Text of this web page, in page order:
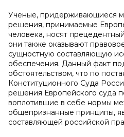
Ученые, придерживающиеся
решения, принимаемые
человека, носят
они также оказывают
сущностную составляющую
обеспечения. Данный факт
обстоятельством, что по
Конституционного Суда
решения Европейского суда
воплотившие в себе нормы
общепризнанные принципы,
составляющей российской